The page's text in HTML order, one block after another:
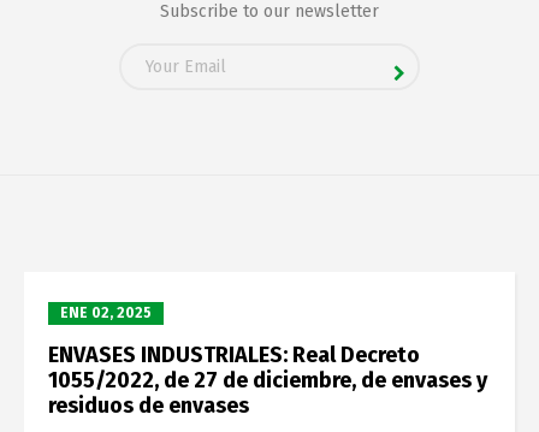
Subscribe to our newsletter
ENE 02, 2025
ENVASES INDUSTRIALES: Real Decreto
1055/2022, de 27 de diciembre, de envases y
residuos de envases